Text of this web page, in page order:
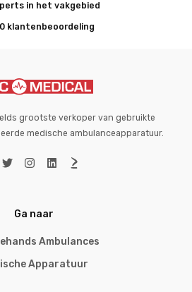
in het vakgebied
klantenbeoordeling
grootste verkoper van gebruikte
medische ambulanceapparatuur.
Ga naar
Ambulances
Apparatuur